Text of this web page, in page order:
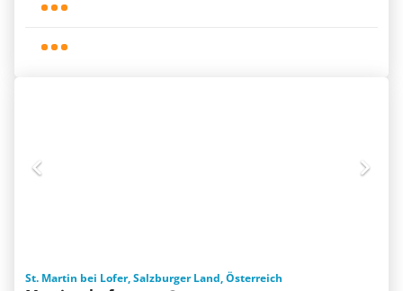
St. Martin bei Lofer, Salzburger Land, Österreich